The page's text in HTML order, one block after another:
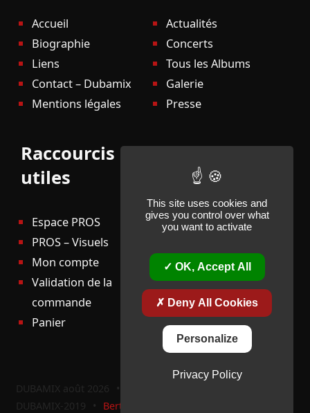
Accueil
Biographie
Liens
Contact – Dubamix
Mentions légales
Actualités
Concerts
Tous les Albums
Galerie
Presse
Raccourcis
utiles
Espace PROS
PROS – Visuels
Mon compte
Validation de la
commande
Panier
DUBAMIX août 2026 •
DUBAMIX-2019
• Bertrand Kaernel
This site uses cookies and
gives you control over what
you want to activate
OK, Accept All
Deny All Cookies
Personalize
Privacy Policy